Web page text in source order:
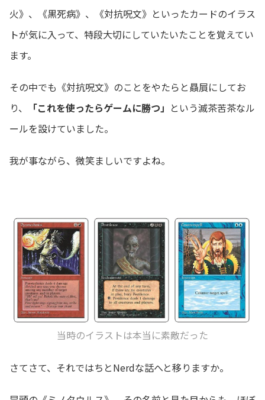
火》、《黒死病》、《対抗呪文》といったカードのイラス
トが気に入って、特段大切にしていたいたことを覚えてい
ます。
その中でも《対抗呪文》のことをやたらと贔屓にしてお
り、
「これを使ったらゲームに勝つ」 という滅茶苦茶なル
ールを設けていました。
我が事ながら、微笑ましいですよね。
当時のイラストは本当に素敵だった
さてさて、それではちとNerdな話へと移りますか。